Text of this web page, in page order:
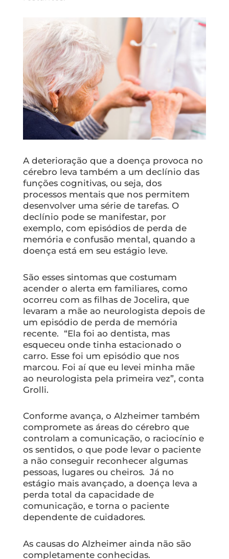
A deterioração que a doença provoca no
cérebro leva também a um declínio das
funções cognitivas, ou seja, dos
processos mentais que nos permitem
desenvolver uma série de tarefas. O
declínio pode se manifestar, por
exemplo, com episódios de perda de
memória e confusão mental, quando a
doença está em seu estágio leve.
São esses sintomas que costumam
acender o alerta em familiares, como
ocorreu com as filhas de Jocelira, que
levaram a mãe ao neurologista depois de
um episódio de perda de memória
recente. “Ela foi ao dentista, mas
esqueceu onde tinha estacionado o
carro. Esse foi um episódio que nos
marcou. Foi aí que eu levei minha mãe
ao neurologista pela primeira vez”, conta
Grolli.
Conforme avança, o Alzheimer também
compromete as áreas do cérebro que
controlam a comunicação, o raciocínio e
os sentidos, o que pode levar o paciente
a não conseguir reconhecer algumas
pessoas, lugares ou cheiros. Já no
estágio mais avançado, a doença leva a
perda total da capacidade de
comunicação, e torna o paciente
dependente de cuidadores.
As causas do Alzheimer ainda não são
completamente conhecidas.